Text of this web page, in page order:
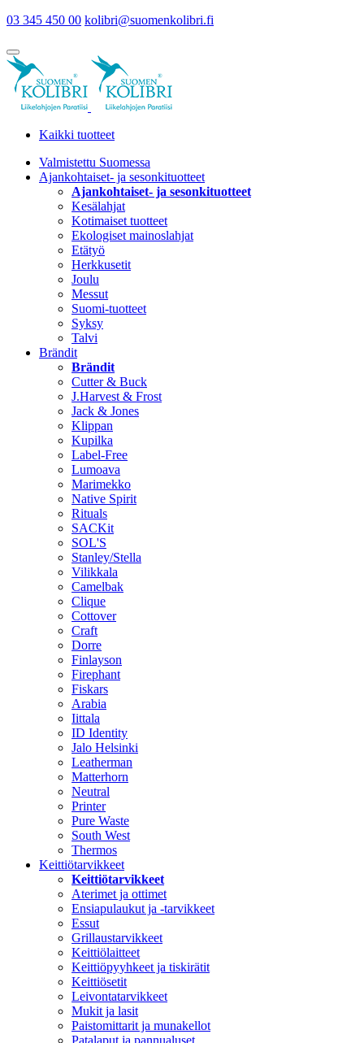
03 345 450 00 kolibri@suomenkolibri.fi
Kaikki tuotteet
Valmistettu Suomessa
Ajankohtaiset- ja sesonkituotteet
Ajankohtaiset- ja sesonkituotteet
Kesälahjat
Kotimaiset tuotteet
Ekologiset mainoslahjat
Etätyö
Herkkusetit
Joulu
Messut
Suomi-tuotteet
Syksy
Talvi
Brändit
Brändit
Cutter & Buck
J.Harvest & Frost
Jack & Jones
Klippan
Kupilka
Label-Free
Lumoava
Marimekko
Native Spirit
Rituals
SACKit
SOL'S
Stanley/Stella
Vilikkala
Camelbak
Clique
Cottover
Craft
Dorre
Finlayson
Firephant
Fiskars
Arabia
Iittala
ID Identity
Jalo Helsinki
Leatherman
Matterhorn
Neutral
Printer
Pure Waste
South West
Thermos
Keittiötarvikkeet
Keittiötarvikkeet
Aterimet ja ottimet
Ensiapulaukut ja -tarvikkeet
Essut
Grillaustarvikkeet
Keittiölaitteet
Keittiöpyyhkeet ja tiskirätit
Keittiösetit
Leivontatarvikkeet
Mukit ja lasit
Paistomittarit ja munakellot
Patalaput ja pannualuset